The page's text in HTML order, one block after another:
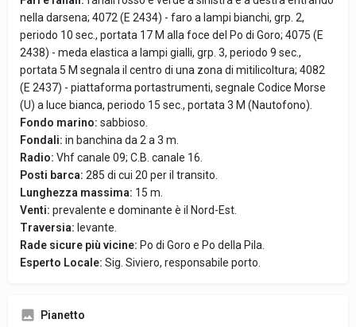
nella darsena; 4072 (E 2434) - faro a lampi bianchi, grp. 2,
periodo 10 sec., portata 17 M alla foce del Po di Goro; 4075 (E
2438) - meda elastica a lampi gialli, grp. 3, periodo 9 sec.,
portata 5 M segnala il centro di una zona di mitilicoltura; 4082
(E 2437) - piattaforma portastrumenti, segnale Codice Morse
(U) a luce bianca, periodo 15 sec., portata 3 M (Nautofono).
Fondo marino: sabbioso.
Fondali: in banchina da 2 a 3 m.
Radio: Vhf canale 09; C.B. canale 16.
Posti barca: 285 di cui 20 per il transito.
Lunghezza massima: 15 m.
Venti: prevalente e dominante è il Nord-Est.
Traversia: levante.
Rade sicure più vicine: Po di Goro e Po della Pila.
Esperto Locale: Sig. Siviero, responsabile porto.
Pianetto